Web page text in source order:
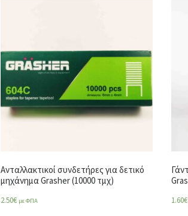
Ανταλλακτικοί συνδετήρες για δετικό
μηχάνημα Grasher (10000 τμχ)
2.50€ με ΦΠΑ 1.60€